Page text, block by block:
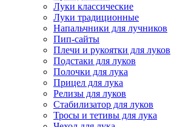
Луки классические
Луки традиционные
Напальчники для лучников
Пип-сайты
Плечи и рукоятки для луков
Подстаки для луков
Полочки для лука
Прицел для лука
Релизы для луков
Стабилизатор для луков
Тросы и тетивы для лука